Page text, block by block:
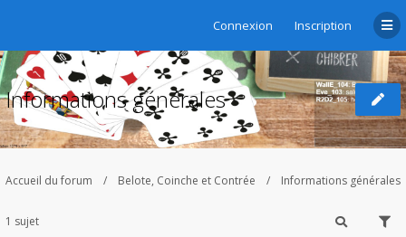
Connexion Inscription
Informations générales
Accueil du forum Belote, Coinche et Contrée Informations générales
1 sujet